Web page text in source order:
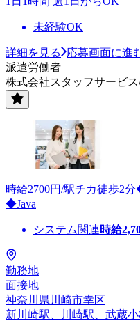
未経験OK
詳細を見る
応募画面に進
派遣労働者
株式会社スタッフサービス
時給2700円/駅チカ徒歩2
◆Java
システム関連時給
勤務地
面接地
神奈川県川崎市幸区
新川崎駅、川崎駅、武蔵